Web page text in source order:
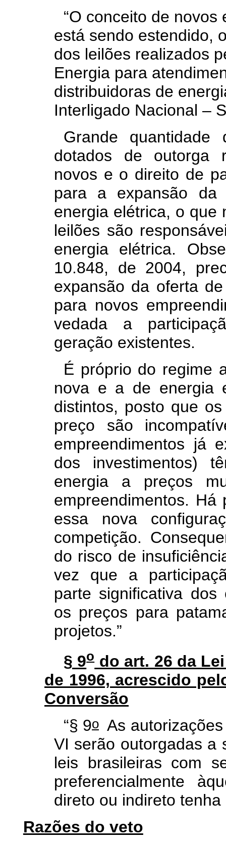
“O conceito de
está sendo estendido,
dos leilões realizados
Energia para
distribuidoras de
Interligado Nacional –
Grande quantidade
dotados de outorga
novos e o direito de
para a expansão
energia elétrica, o que
leilões são
energia elétrica.
10.848, de 2004,
expansão da oferta
para novos
vedada a
geração existentes.
É próprio do regime
nova e a de energia
distintos, posto que
preço são
empreendimentos já
dos investimentos)
energia a preços
empreendimentos.
essa nova
competição.
do risco de
vez que a
parte significativa dos
os preços para
projetos.”
§ 9odo art. 26 da
de 1996, acrescido
Conversão
“§ 9o As
VI serão outorgadas a
leis brasileiras com
preferencialmente
direto ou indireto
Razões do veto